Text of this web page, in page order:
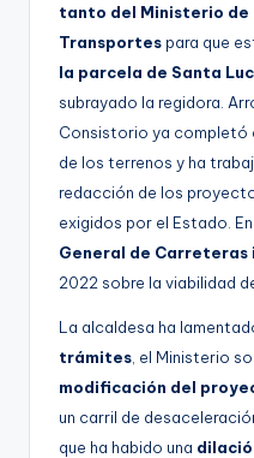
tanto del Ministerio de
Transportes para que
la parcela de Santa
subrayado la regidora.
Consistorio ya completó
de los terrenos y ha
redacción de los
exigidos por el Estado.
General de
2022 sobre la viabilidad
La alcaldesa ha
trámites , el Ministerio
modificación del
un carril de
que ha habido una